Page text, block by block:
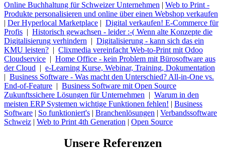
Online Buchhaltung für Schweizer Unternehmen | Web to Print -
Produkte personalisieren und online über einen Webshop verkaufen
| Der Hyperlocal Marketplace | Digital verkaufen! E-Commerce für
Profis | Historisch gewachsen - leider :-( Wenn alte Konzepte die
Digitalisierung verhindern | Digitalisierung - kann sich das ein
KMU leisten? | Clixmedia vereinfacht Web-to-Print mit Odoo
Cloudservice | Home Office - kein Problem mit Bürosoftware aus
der Cloud | e-Learning Kurse, Webinar, Training, Dokumentation
| Business Software - Was macht den Unterschied? All-in-One vs.
End-of-Feature | Business Software mit Open Source
Zukunftssichere Lösungen für Unternehmen | Warum in den
meisten ERP Systemen wichtige Funktionen fehlen! | Business
Software | So funktioniert's | Branchenlösungen | Verbandssoftware
Schweiz | Web to Print 4th Generation | Open Source
Unsere Referenzen